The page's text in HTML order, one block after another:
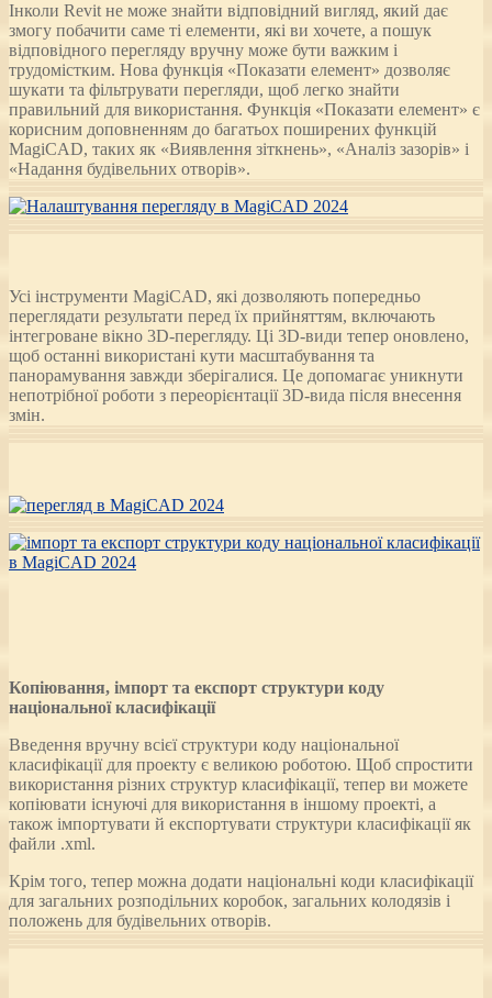
Інколи Revit не може знайти відповідний вигляд, який дає
змогу побачити саме ті елементи, які ви хочете, а пошук
відповідного перегляду вручну може бути важким і
трудомістким. Нова функція «Показати елемент» дозволяє
шукати та фільтрувати перегляди, щоб легко знайти
правильний для використання. Функція «Показати елемент» є
корисним доповненням до багатьох поширених функцій
MagiCAD, таких як «Виявлення зіткнень», «Аналіз зазорів» і
«Надання будівельних отворів».
Усі інструменти MagiCAD, які дозволяють попередньо
переглядати результати перед їх прийняттям, включають
інтегроване вікно 3D-перегляду. Ці 3D-види тепер оновлено,
щоб останні використані кути масштабування та
панорамування завжди зберігалися. Це допомагає уникнути
непотрібної роботи з переорієнтації 3D-вида після внесення
змін.
Копіювання, імпорт та експорт структури коду
національної класифікації
Введення вручну всієї структури коду національної
класифікації для проекту є великою роботою. Щоб спростити
використання різних структур класифікації, тепер ви можете
копіювати існуючі для використання в іншому проекті, а
також імпортувати й експортувати структури класифікації як
файли .xml.
Крім того, тепер можна додати національні коди класифікації
для загальних розподільних коробок, загальних колодязів і
положень для будівельних отворів.